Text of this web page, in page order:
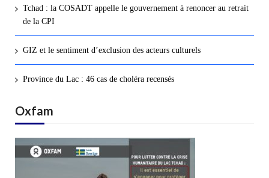
Tchad : la COSADT appelle le gouvernement à renoncer au retrait
de la CPI
GIZ et le sentiment d’exclusion des acteurs culturels
Province du Lac : 46 cas de choléra recensés
Oxfam